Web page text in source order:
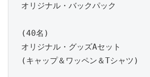
オリジナル・バックパック
(40名)
オリジナル・グッズAセット
(キャップ＆ワッペン＆Tシャツ)